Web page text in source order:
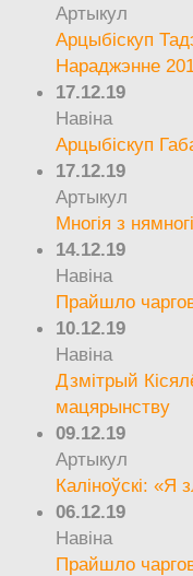
Артыкул
Арцыбіскуп
Нараджэнне
17.12.19
Навіна
Арцыбіскуп
17.12.19
Артыкул
Многія з
14.12.19
Навіна
Прайшло
10.12.19
Навіна
Дзмітрый
мацярынству
09.12.19
Артыкул
Каліноўскі: «Я
06.12.19
Навіна
Прайшло